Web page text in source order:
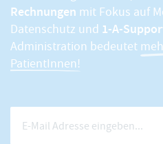
Rechnungen mit Fokus auf
Datenschutz und 1-A-
Administration bedeutet
PatientInnen!